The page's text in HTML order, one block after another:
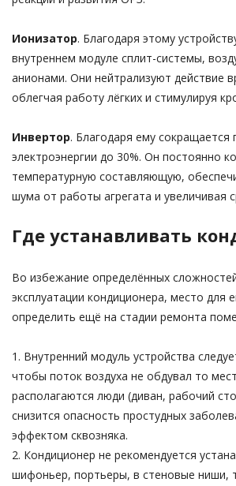
Ионизатор. Благодаря этому
внутреннем модуле сплит-системы,
анионами. Они нейтрализуют действие
облегчая работу лёгких и стимулируя
Инвертор. Благодаря ему сокращается
электроэнергии до 30%. Он постоянно
температурную составляющую,
шума от работы агрегата и увеличивая
Где устанавливать
Во избежание определённых
эксплуатации кондиционера, место для
определить ещё на стадии ремонта
1. Внутренний модуль устройства
чтобы поток воздуха не обдувал то
располагаются люди (диван, рабочий
снизится опасность простудных
эффектом сквозняка.
2. Кондиционер не рекомендуется
шифоньер, портьеры, в стеновые ниши,